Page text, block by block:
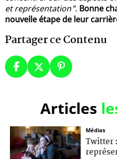
et représentation". Bonne
nouvelle étape de leur
Partager ce Contenu
Articles
Médias
Twitter